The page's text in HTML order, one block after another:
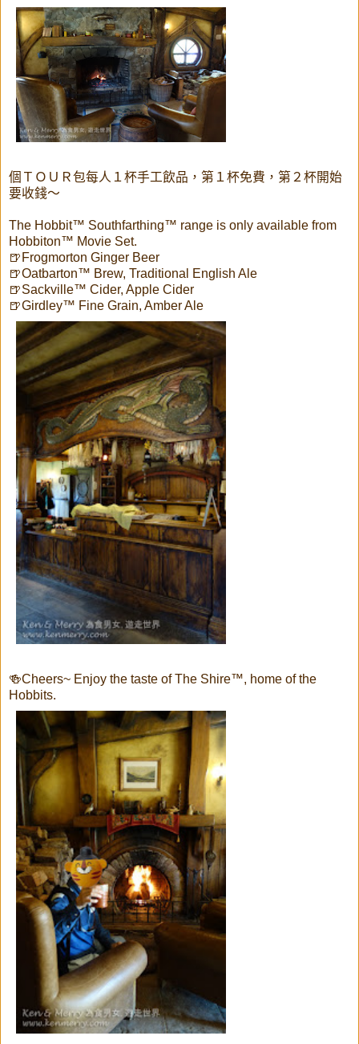
個ＴＯＵＲ包每人１杯手工飲品，第１杯免費，第２杯開始
要收錢～
The Hobbit™ Southfarthing™ range is only available from
Hobbiton™ Movie Set.
🍺Frogmorton Ginger Beer
🍺Oatbarton™ Brew, Traditional English Ale
🍺Sackville™ Cider, Apple Cider
🍺Girdley™ Fine Grain, Amber Ale
🍻Cheers~ Enjoy the taste of The Shire™, home of the
Hobbits.